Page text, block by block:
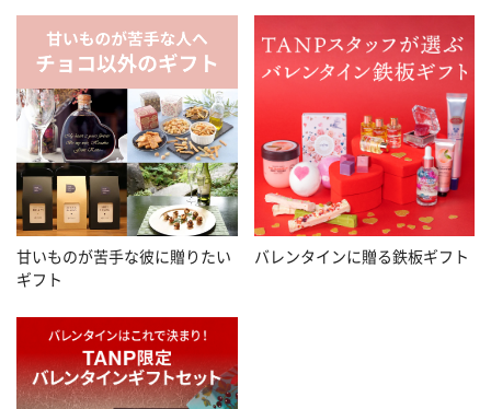
甘いものが苦手な彼に贈りたい
ギフト
バレンタインに贈る鉄板ギフト